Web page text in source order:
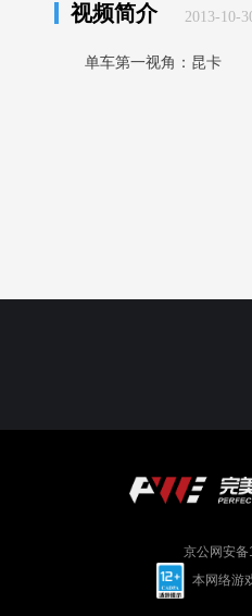
视频简介 2013-10-
单车第一视角：昆卡
京公网安
本网络游